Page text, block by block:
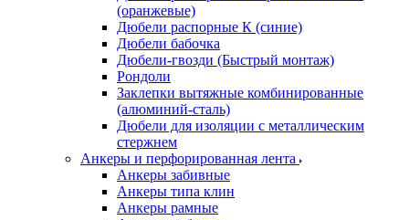
(оранжевые)
Дюбели распорные К (синие)
Дюбели бабочка
Дюбели-гвозди (Быстрый монтаж)
Рондоли
Заклепки вытяжные комбинированные
(алюминий-сталь)
Дюбели для изоляции с металлическим
стержнем
Анкеры и перфорированная лента
Анкеры забивные
Анкеры типа клин
Анкеры рамные